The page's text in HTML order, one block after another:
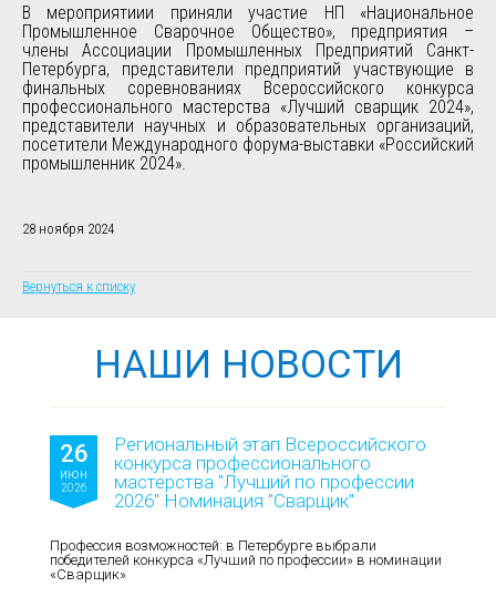
В мероприятиии приняли участие НП «Национальное
Промышленное Сварочное Общество», предприятия –
члены Ассоциации Промышленных Предприятий Санкт-
Петербурга, представители предприятий участвующие в
финальных соревнованиях Всероссийского конкурса
профессионального мастерства «Лучший сварщик 2024»,
представители научных и образовательных организаций,
посетители Международного форума-выставки «Российский
промышленник 2024».
28 ноября 2024
Вернуться к списку
НАШИ НОВОСТИ
26
июн
2026
Региональный этап Всероссийского
конкурса профессионального
мастерства "Лучший по профессии
2026" Номинация "Сварщик"
Профессия возможностей: в Петербурге выбрали
победителей конкурса «Лучший по профессии» в номинации
«Сварщик»